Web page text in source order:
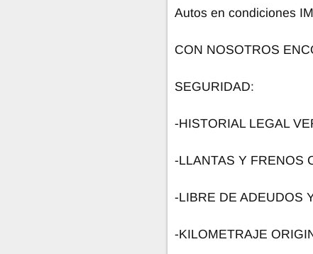
Autos en condiciones
CON NOSOTROS
SEGURIDAD:
-HISTORIAL LEGAL
-LLANTAS Y FRENOS
-LIBRE DE ADEUDOS
-KILOMETRAJE